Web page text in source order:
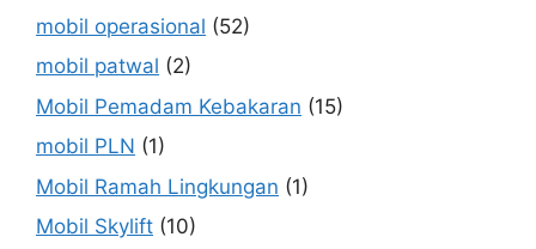
mobil operasional (52)
mobil patwal (2)
Mobil Pemadam Kebakaran (15)
mobil PLN (1)
Mobil Ramah Lingkungan (1)
Mobil Skylift (10)